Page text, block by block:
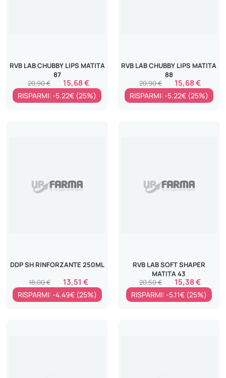
RVB LAB CHUBBY LIPS MATITA
87
15,68 €
20,90 €
RISPARMI: -5.22€ (25%)
RVB LAB CHUBBY LIPS MATITA
88
15,68 €
20,90 €
RISPARMI: -5.22€ (25%)
DDP SH RINFORZANTE 250ML
13,51 €
18,00 €
RISPARMI: -4.49€ (25%)
RVB LAB SOFT SHAPER
MATITA 43
15,38 €
20,50 €
RISPARMI: -5.11€ (25%)